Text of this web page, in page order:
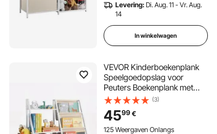
Levering: Di. Aug. 11 - Vr. Aug.
14
In winkelwagen
VEVOR Kinderboekenplank
Speelgoedopslag voor
Peuters Boekenplank met
Stoffen Opbergvakken &
Zijvak, Kinderplank voor
Kinderkamer Speelkamer
Kleuterschool Kinderkamer
(3)
4599€
125 Weergaven Onlangs